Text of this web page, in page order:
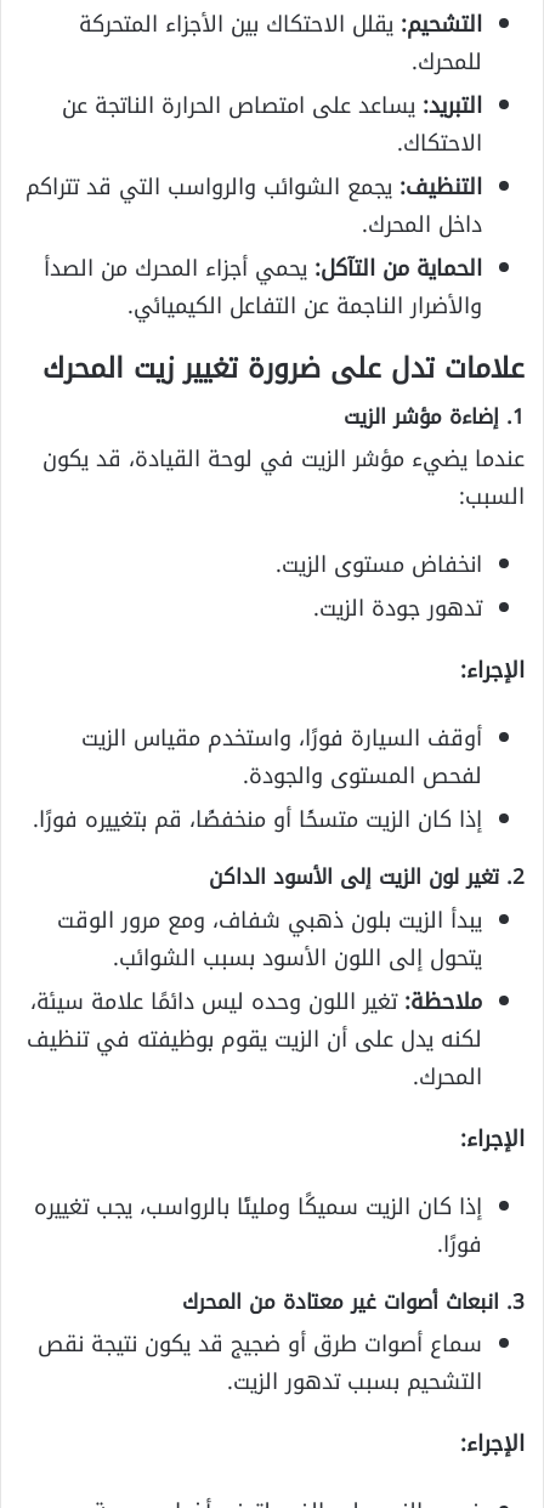
التشحيم: يقلل الاحتكاك بين الأجزاء المتحركة
للمحرك.
التبريد: يساعد على امتصاص الحرارة الناتجة عن
الاحتكاك.
التنظيف: يجمع الشوائب والرواسب التي قد تتراكم
داخل المحرك.
الحماية من التآكل: يحمي أجزاء المحرك من الصدأ
والأضرار الناجمة عن التفاعل الكيميائي.
علامات تدل على ضرورة تغيير زيت المحرك
1. إضاءة مؤشر الزيت
عندما يضيء مؤشر الزيت في لوحة القيادة، قد يكون
السبب:
انخفاض مستوى الزيت.
تدهور جودة الزيت.
الإجراء:
أوقف السيارة فورًا، واستخدم مقياس الزيت
لفحص المستوى والجودة.
إذا كان الزيت متسخًا أو منخفضًا، قم بتغييره فورًا.
2. تغير لون الزيت إلى الأسود الداكن
يبدأ الزيت بلون ذهبي شفاف، ومع مرور الوقت
يتحول إلى اللون الأسود بسبب الشوائب.
ملاحظة:تغير اللون وحده ليس دائمًا علامة سيئة،
لكنه يدل على أن الزيت يقوم بوظيفته في تنظيف
المحرك.
الإجراء:
إذا كان الزيت سميكًا ومليئًا بالرواسب، يجب تغييره
فورًا.
3. انبعاث أصوات غير معتادة من المحرك
سماع أصوات طرق أو ضجيج قد يكون نتيجة نقص
التشحيم بسبب تدهور الزيت.
الإجراء: